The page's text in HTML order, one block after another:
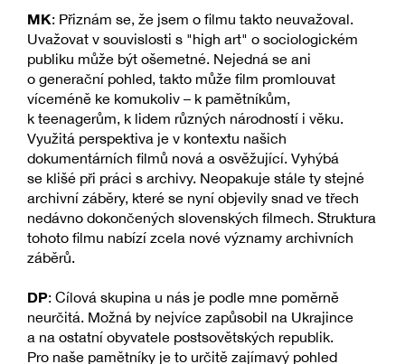
MK: Přiznám se, že jsem o filmu takto neuvažoval.
Uvažovat v souvislosti s "high art" o sociologickém
publiku může být ošemetné. Nejedná se ani
o generační pohled, takto může film promlouvat
víceméně ke komukoliv – k pamětníkům,
k teenagerům, k lidem různých národností i věku.
Využitá perspektiva je v kontextu našich
dokumentárních filmů nová a osvěžující. Vyhýbá
se klišé při práci s archivy. Neopakuje stále ty stejné
archivní záběry, které se nyní objevily snad ve třech
nedávno dokončených slovenských filmech. Struktura
tohoto filmu nabízí zcela nové významy archivních
záběrů.
DP: Cílová skupina u nás je podle mne poměrně
neurčitá. Možná by nejvíce zapůsobil na Ukrajince
a na ostatní obyvatele postsovětských republik.
Pro naše pamětníky je to určitě zajímavý pohled